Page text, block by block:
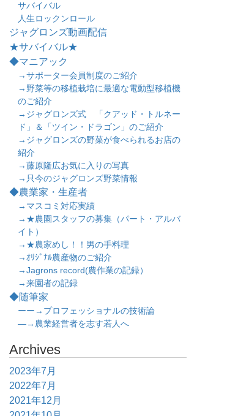
サバイバル
人生ロックンロール
ジャグロンズ動画配信
★サバイバル★
◆マニアック
→サポーター会員制度のご紹介
→野菜等の移植栽培に最適な電動型移植機
のご紹介
→ジャグロンズ式 「クアッド・トルネー
ド」＆「ツイン・ドラゴン」のご紹介
→ジャグロンズの野菜が食べられるお店の
紹介
→藤原隆広お気に入りの写真
→只今のジャグロンズ野菜情報
◆農業家・生産者
→マスコミ対応実績
→★農園スタッフの募集（パート・アルバ
イト）
→★農家めし！！男の手料理
→ｵﾘｼﾞﾅﾙ農産物のご紹介
→Jagrons record(農作業の記録）
→来園者の記録
◆随筆家
ーー→プロフェッショナルの技術論
―→農業経営者を志す若人へ
Archives
2023年7月
2022年7月
2021年12月